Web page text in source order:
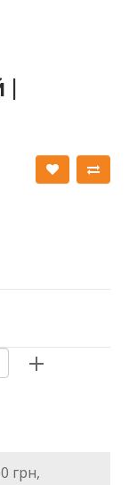
|
грн,